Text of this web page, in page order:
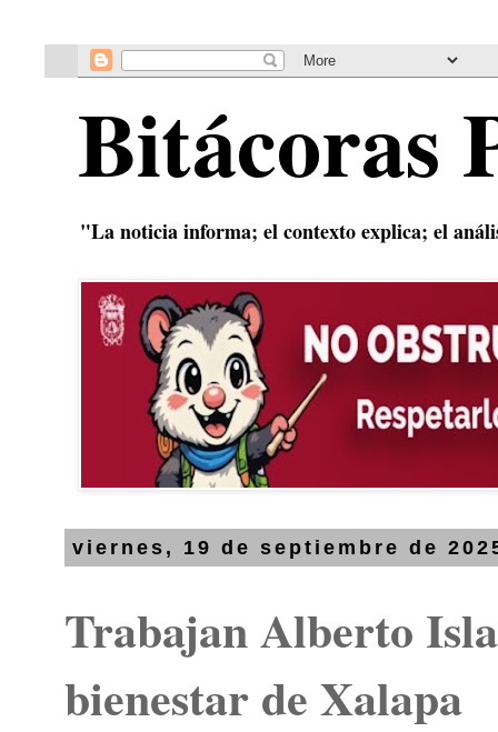
Bitácoras
"La noticia informa; el contexto explica; el
viernes, 19 de septiembre de
Trabajan Alberto
bienestar de Xalapa